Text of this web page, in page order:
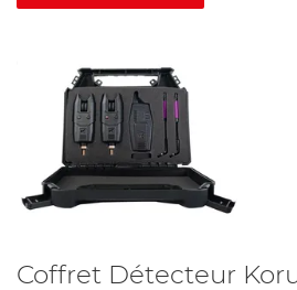
Coffret Détecteur